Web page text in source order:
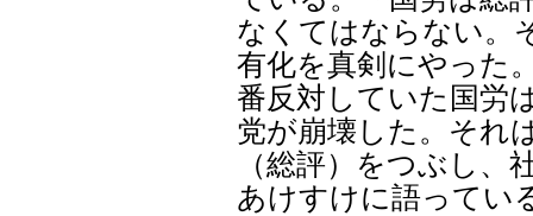
なくてはならない。
有化を真剣にやった
番反対していた国労
党が崩壊した。それ
（総評）をつぶし
あけすけに語ってい